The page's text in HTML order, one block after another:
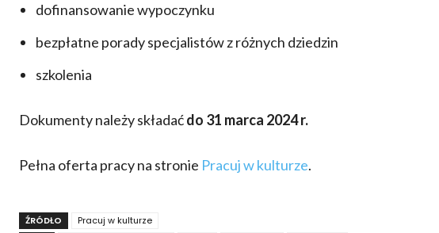
dofinansowanie wypoczynku
bezpłatne porady specjalistów z różnych dziedzin
szkolenia
Dokumenty należy składaćdo 31 marca 2024 r.
Pełna oferta pracy na stronie Pracuj w kulturze.
ŹRÓDŁO
Pracuj w kulturze